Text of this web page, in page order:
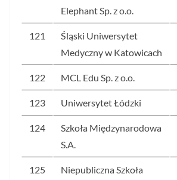
Elephant Sp. z o.o.
121
Śląski Uniwersytet
Medyczny w Katowicach
122 MCL Edu Sp. z o.o.
123 Uniwersytet Łódzki
124
Szkoła Międzynarodowa
S.A.
125
Niepubliczna Szkoła